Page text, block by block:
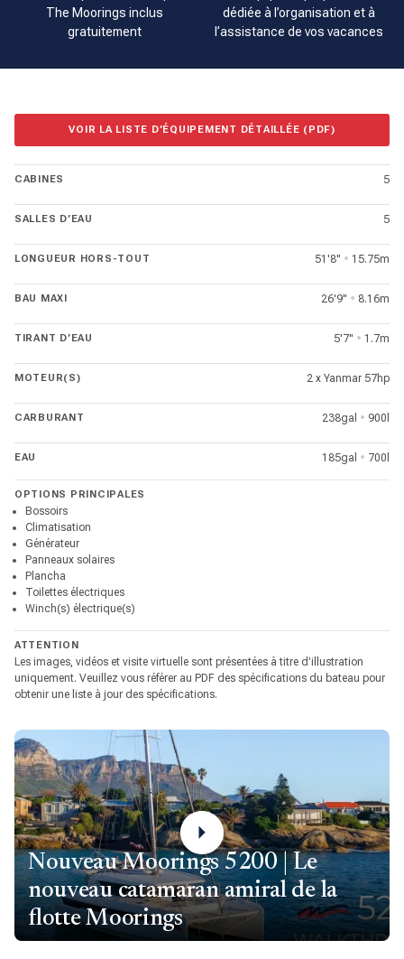
The Moorings inclus
gratuitement
dédiée à l’organisation et à
l’assistance de vos vacances
VOIR LA LISTE D’ÉQUIPEMENT DÉTAILLÉE (PDF)
CABINES 5
SALLES D’EAU 5
LONGUEUR HORS-TOUT 51'8" • 15.75m
BAU MAXI 26'9" • 8.16m
TIRANT D’EAU 5'7" • 1.7m
MOTEUR(S) 2 x Yanmar 57hp
CARBURANT 238gal • 900l
EAU 185gal • 700l
OPTIONS PRINCIPALES
Bossoirs
Climatisation
Générateur
Panneaux solaires
Plancha
Toilettes électriques
Winch(s) électrique(s)
ATTENTION
Les images, vidéos et visite virtuelle sont présentées à titre d’illustration
uniquement. Veuillez vous référer au PDF des spécifications du bateau pour
obtenir une liste à jour des spécifications.
Nouveau Moorings 5200 | Le
nouveau catamaran amiral de la
flotte Moorings